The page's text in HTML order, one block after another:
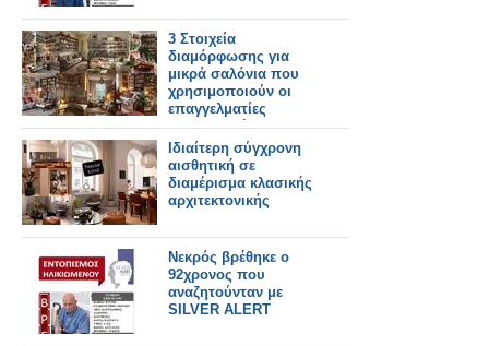
3 Στοιχεία
διαμόρφωσης για
μικρά σαλόνια που
χρησιμοποιούν οι
επαγγελματίες
διακοσμητές
Ιδιαίτερη σύγχρονη
αισθητική σε
διαμέρισμα κλασικής
αρχιτεκτονικής
Νεκρός βρέθηκε ο
92χρονος που
αναζητούνταν με
SILVER ALERT